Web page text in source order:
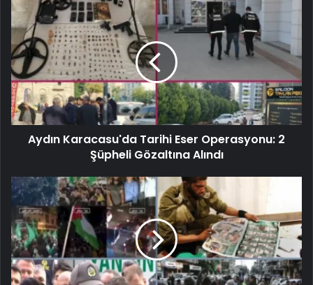
Aydın Karacasu'da Tarihi Eser Operasyonu: 2
Şüpheli Gözaltına Alındı